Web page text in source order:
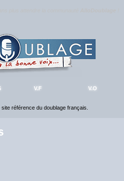
V.F V.O
site référence du doublage français.